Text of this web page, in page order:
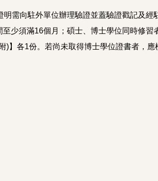
需向駐外單位辦理驗證並蓋驗證戳記及經
少須滿16個月；碩士、博士學位同時修習
】各1份。若尚未取得博士學位證書者，應